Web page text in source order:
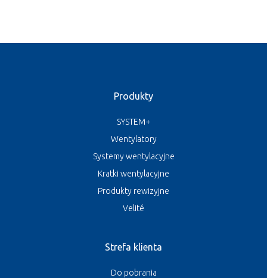
Produkty
SYSTEM+
Wentylatory
Systemy wentylacyjne
Kratki wentylacyjne
Produkty rewizyjne
Velité
Strefa klienta
Do pobrania